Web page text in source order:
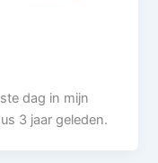
dag in mijn
3 jaar geleden.